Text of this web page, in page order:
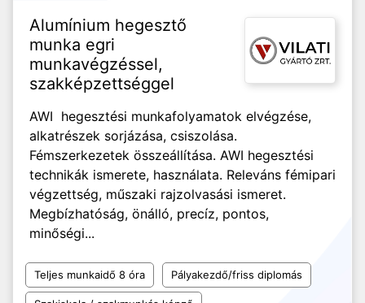
Alumínium hegesztő
munka egri
munkavégzéssel,
szakképzettséggel
AWI hegesztési munkafolyamatok elvégzése,
alkatrészek sorjázása, csiszolása.
Fémszerkezetek összeállítása. AWI hegesztési
technikák ismerete, használata. Releváns fémipari
végzettség, műszaki rajzolvasási ismeret.
Megbízhatóság, önálló, precíz, pontos,
minőségi...
Teljes munkaidő 8 óra Pályakezdő/friss diplomás